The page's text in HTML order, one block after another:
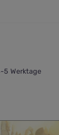
5 Werktage